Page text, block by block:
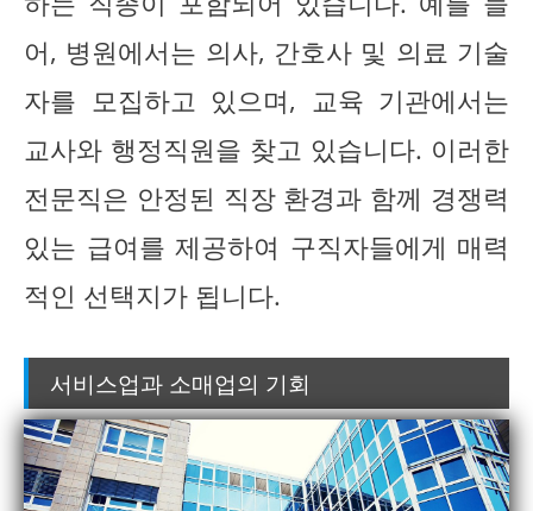
어, 병원에서는 의사, 간호사 및 의료 기술
자를 모집하고 있으며, 교육 기관에서는
교사와 행정직원을 찾고 있습니다. 이러한
전문직은 안정된 직장 환경과 함께 경쟁력
있는 급여를 제공하여 구직자들에게 매력
적인 선택지가 됩니다.
서비스업과 소매업의 기회